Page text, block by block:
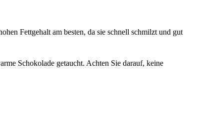
Fettgehalt am besten, da sie schnell schmilzt und gut
Schokolade getaucht. Achten Sie darauf, keine